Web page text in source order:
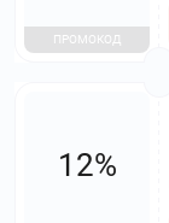
ПРОМОКОД
12%